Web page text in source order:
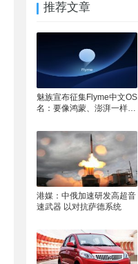
推荐文章
魅族宣布征集Flyme中文OS
名：要像鸿蒙、澎湃一样响
港媒：中俄加速研发高超音
速武器 以对抗萨德系统